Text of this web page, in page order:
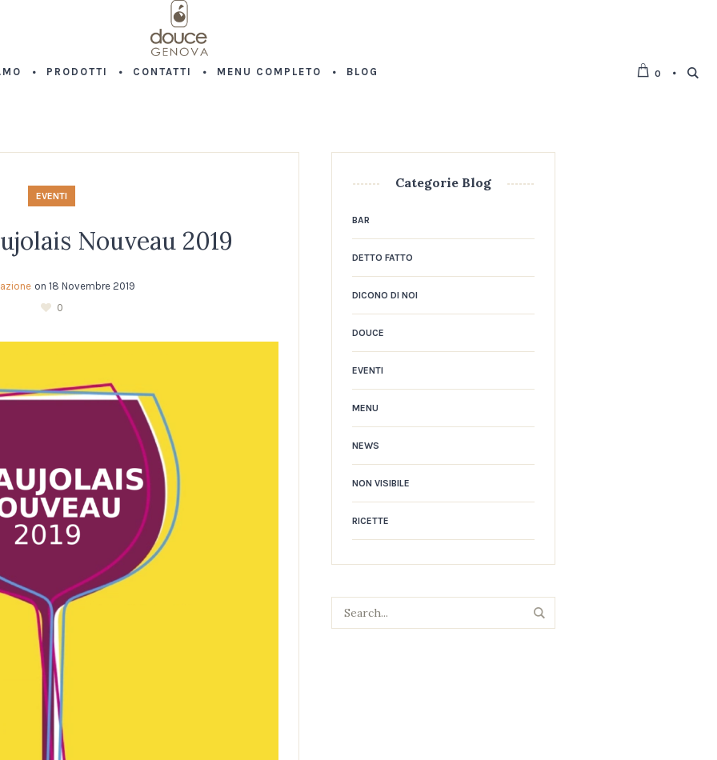
0
PRODOTTI CONTATTI MENU COMPLETO BLOG
EVENTI
Nouveau 2019
on 18 Novembre 2019
0
Categorie Blog
BAR
DETTO FATTO
DICONO DI NOI
DOUCE
EVENTI
MENU
NEWS
NON VISIBILE
RICETTE